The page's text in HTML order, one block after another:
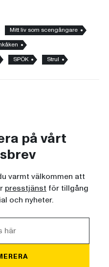
Mitt liv som scengångare
SPÖK Strul
på vårt
varmt välkommen att
presstjänst för tillgång
och nyheter.